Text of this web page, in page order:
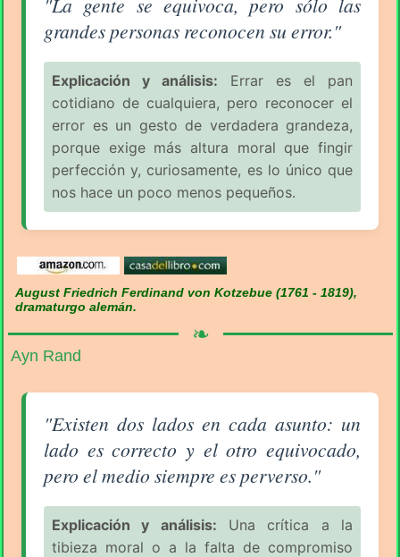
grandes personas reconocen su error."
Explicación y análisis: Errar es el pan
cotidiano de cualquiera, pero reconocer el
error es un gesto de verdadera grandeza,
porque exige más altura moral que fingir
perfección y, curiosamente, es lo único que
nos hace un poco menos pequeños.
August Friedrich Ferdinand von Kotzebue (1761 - 1819),
dramaturgo alemán.
❧
Ayn Rand
Aforismo sobre la Equivocación (pág. 1/6) - Ayn
"Existen dos lados en cada asunto: un
lado es correcto y el otro equivocado,
pero el medio siempre es perverso."
Explicación y análisis: Una crítica a la
tibieza moral o a la falta de compromiso